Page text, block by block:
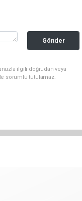
Gönder
ilgili doğrudan veya
sorumlu tutulamaz.